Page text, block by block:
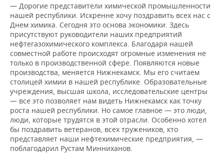
— Дорогие представители химической промышленности
нашей республики. Искренне хочу поздравить всех нас с
Днем химика. Сегодня это основа экономики. Здесь
присутствуют руководители наших предприятий
нефтегазохимического комплекса. Благодаря нашей
совместной работе происходят огромные изменения не
только в производственной сфере. Появляются новые
производства, меняется Нижнекамск. Мы его считаем
столицей химии в нашей республике. Образовательные
учреждения, высшая школа, исследовательские центры
— все это позволяет нам видеть Нижнекамск как точку
роста нашей республики. Но самое главное — это люди,
люди, которые трудятся в этой отрасли. Особенно хотел
бы поздравить ветеранов, всех тружеников, кто
представляет наши нефтехимические предприятия, —
поблагодарил Рустам Минниханов.